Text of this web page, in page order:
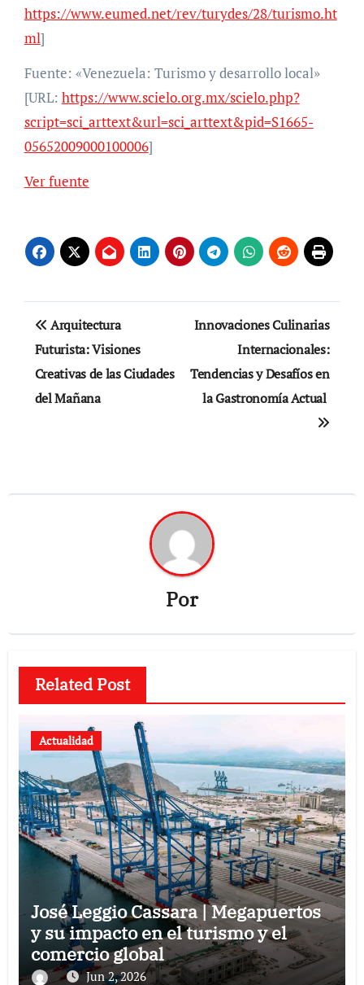
https://www.eumed.net/rev/turydes/28/turismo.ht
ml]
Fuente: «Venezuela: Turismo y desarrollo local»
[URL: https://www.scielo.org.mx/scielo.php?
script=sci_arttext&url=sci_arttext&pid=S1665-
05652009000100006]
Ver fuente
Navegación
de
entradas
Arquitectura
Futurista: Visiones
Creativas de las Ciudades
del Mañana
Innovaciones Culinarias
Internacionales:
Tendencias y Desafíos en
la Gastronomía Actual
Por
Related Post
Actualidad
José Leggio Cassara | Megapuertos
y su impacto en el turismo y el
comercio global
Jun 2, 2026